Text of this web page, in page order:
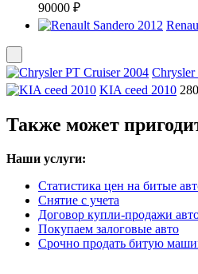
90000 ₽
Chrysler
KIA ceed 2010
Также может
Наши услуги:
Статистика цен на битые
Снятие с учета
Договор купли-продажи
Покупаем залоговые авто
Срочно продать битую